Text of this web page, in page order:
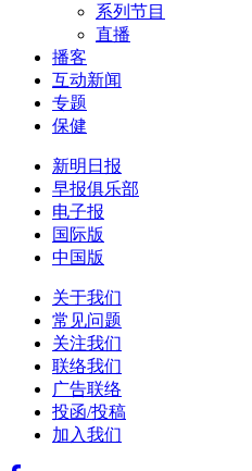
系列节目
直播
播客
互动新闻
专题
保健
新明日报
早报俱乐部
电子报
国际版
中国版
关于我们
常见问题
关注我们
联络我们
广告联络
投函/投稿
加入我们